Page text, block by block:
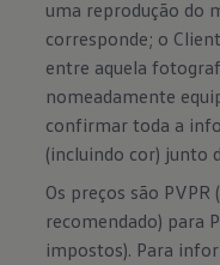
uma reprodução do
corresponde; o
entre aquela
nomeadamente
confirmar toda a
(incluindo cor) junto
Os preços são
recomendado) para
impostos). Para